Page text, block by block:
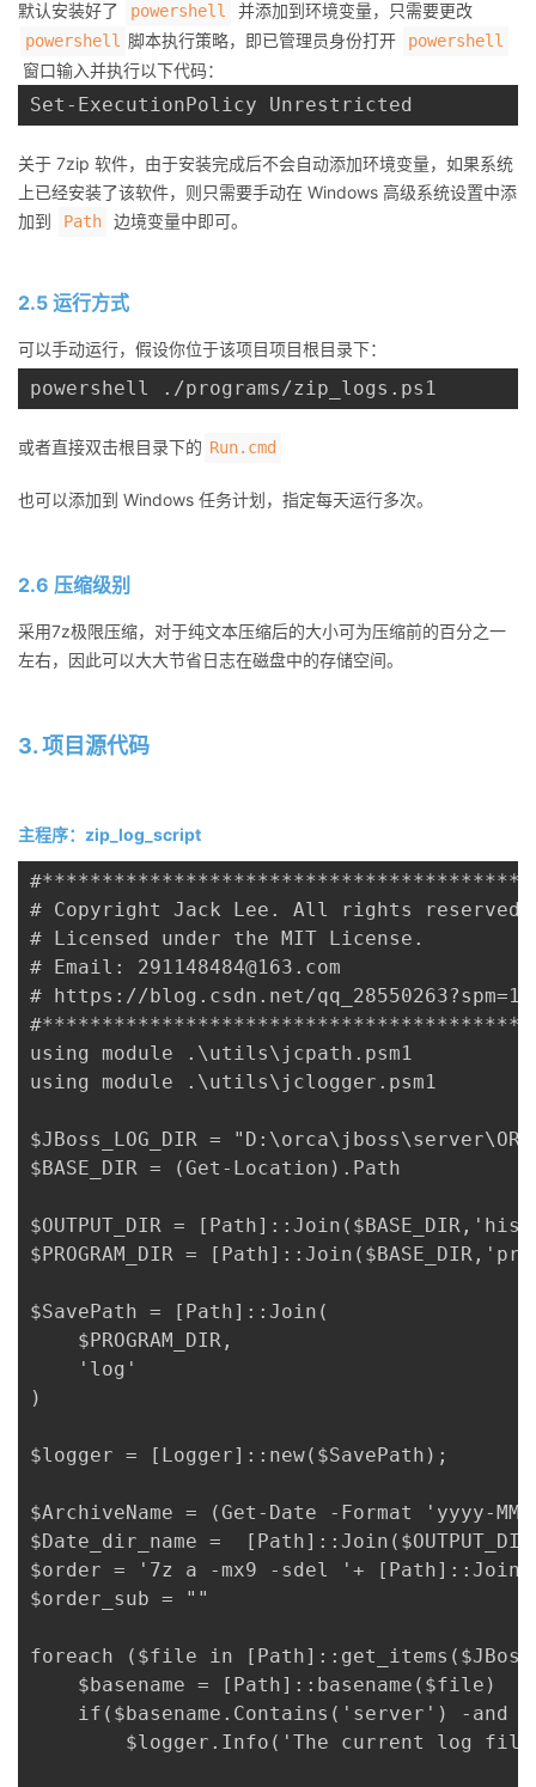
默认安装好了 powershell 并添加到环境变量，只需要更改
powershell 脚本执行策略，即已管理员身份打开 powershell
窗口输入并执行以下代码：
关于 7zip 软件，由于安装完成后不会自动添加环境变量，如果系统
上已经安装了该软件，则只需要手动在 Windows 高级系统设置中添
加到
Path 边境变量中即可。
2.5 运行方式
可以手动运行，假设你位于该项目项目根目录下：
或者直接双击根目录下的 Run.cmd
也可以添加到 Windows 任务计划，指定每天运行多次。
2.6 压缩级别
采用7z极限压缩，对于纯文本压缩后的大小可为压缩前的百分之一
左右，因此可以大大节省日志在磁盘中的存储空间。
3. 项目源代码
主程序：zip_log_script
# Copyright Jack Lee. All rights reserved.
# Licensed under the MIT License.
# Email: 291148484@163.com
# https://blog.csdn.net/
using module .\utils\jcpath.psm1
using module .\utils\jclogger.psm1
$JBoss_LOG_DIR =
$BASE_DIR = (Get-Location).Path
$OUTPUT_DIR =
$PROGRAM_DIR =
$SavePath = [Path]::Join(
    $PROGRAM_DIR,
    'log'
)
$logger = [Logger]::new($SavePath);
$ArchiveName = (Get-Date -Format 'yyyy-
$Date_dir_name =
$order = '7z a -mx9 -sdel '+
$order_sub = ""
foreach ($file in
    $basename = [Path]::basename($file)
if($basename.Contains('server') -and
$logger.Info('The current log